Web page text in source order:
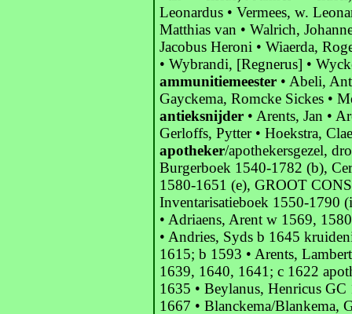
Leonardus • Vermees, w.
Matthias van • Walrich,
Jacobus Heroni • Wiaerda,
• Wybrandi, [Regnerus] •
ammunitiemeester • Abeli,
Gayckema, Romcke Sickes •
antieksnijder • Arents, Jan •
Gerloffs, Pytter • Hoekstra,
apotheker/apothekersgezel,
Burgerboek 1540-1782 (b),
1580-1651 (e), GROOT
Inventarisatieboek 1550-1790
• Adriaens, Arent w 1569,
• Andries, Syds b 1645
1615; b 1593 • Arents,
1639, 1640, 1641; c 1622
1635 • Beylanus, Henricus
1667 • Blanckema/Blankema,